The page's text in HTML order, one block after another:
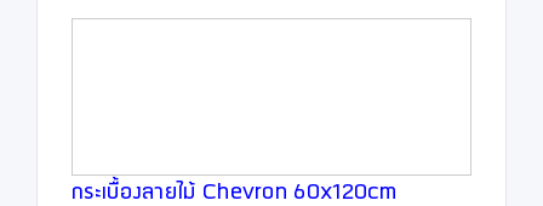
กระเบื้องลายไม้ Chevron 60x120cm